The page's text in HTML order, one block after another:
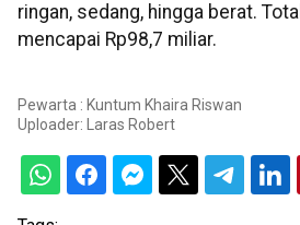
ringan, sedang, hingga berat.
mencapai Rp98,7 miliar.
Pewarta : Kuntum Khaira Riswan
Uploader:
Laras Robert